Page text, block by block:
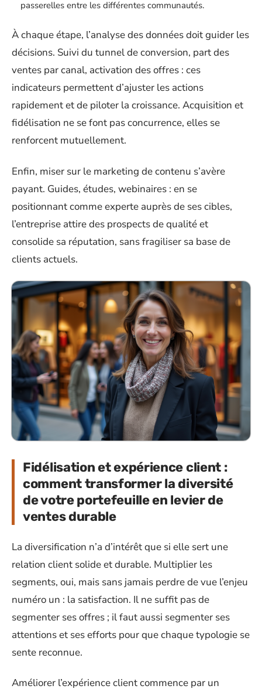
passerelles entre les différentes communautés.
À chaque étape, l’analyse des données doit guider les
décisions. Suivi du tunnel de conversion, part des
ventes par canal, activation des offres : ces
indicateurs permettent d’ajuster les actions
rapidement et de piloter la croissance. Acquisition et
fidélisation ne se font pas concurrence, elles se
renforcent mutuellement.
Enfin, miser sur le marketing de contenu s’avère
payant. Guides, études, webinaires : en se
positionnant comme experte auprès de ses cibles,
l’entreprise attire des prospects de qualité et
consolide sa réputation, sans fragiliser sa base de
clients actuels.
Fidélisation et expérience client :
comment transformer la diversité
de votre portefeuille en levier de
ventes durable
La diversification n’a d’intérêt que si elle sert une
relation client solide et durable. Multiplier les
segments, oui, mais sans jamais perdre de vue l’enjeu
numéro un : la satisfaction. Il ne suffit pas de
segmenter ses offres ; il faut aussi segmenter ses
attentions et ses efforts pour que chaque typologie se
sente reconnue.
Améliorer l’expérience client commence par un